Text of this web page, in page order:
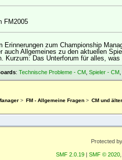
FM2005
Erinnerungen zum Championship
auch Allgemeines zu den aktuellen
Kurzum: Das Unterforum für alles,
: Technische Probleme - CM, Spieler - CM,
> FM - Allgemeine Fragen> CM und
Protected
SMF 2.0.19 SMF © 2020